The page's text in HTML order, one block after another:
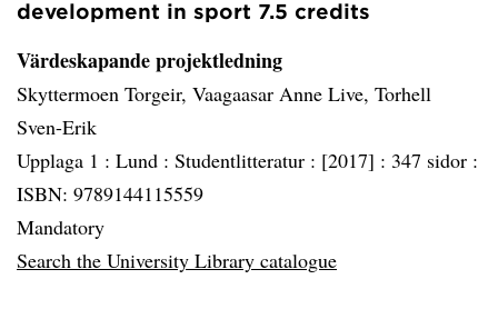
development in sport 7.5 credits
Värdeskapande projektledning
Skyttermoen Torgeir, Vaagaasar Anne Live, Torhell
Sven-Erik
Upplaga 1 : Lund : Studentlitteratur : [2017] : 347 sidor :
ISBN: 9789144115559
Mandatory
Search the University Library catalogue